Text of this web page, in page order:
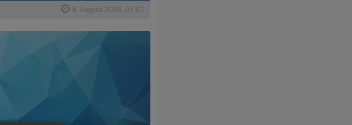
8. August 2026, 07:01